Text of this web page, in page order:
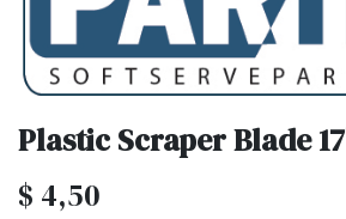
Plastic Scraper Blade
$ 4,50